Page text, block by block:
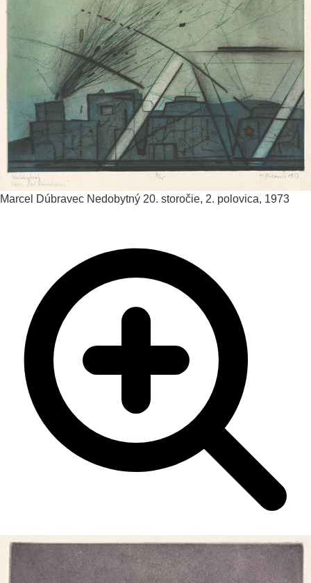
Marcel Dúbravec Nedobytný 20. storočie, 2. polovica, 1973